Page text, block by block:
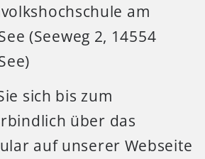
am
(Seeweg 2, 14554
sich bis zum
über das
auf unserer Webseite